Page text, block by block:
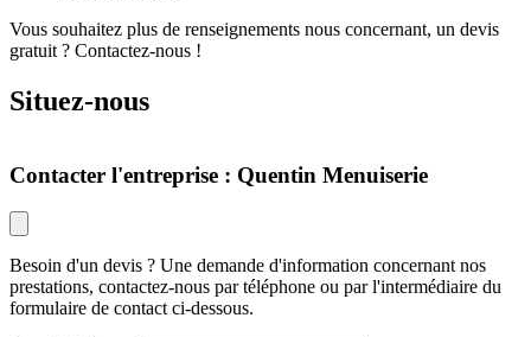
Vous souhaitez plus de renseignements nous concernant, un devis
gratuit ? Contactez-nous !
Situez-nous
Contacter l'entreprise : Quentin Menuiserie
Besoin d'un devis ? Une demande d'information concernant nos
prestations, contactez-nous par téléphone ou par l'intermédiaire du
formulaire de contact ci-dessous.